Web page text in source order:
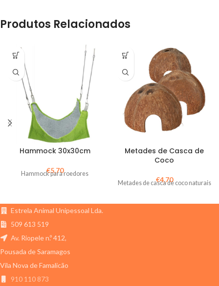
Produtos Relacionados
Hammock 30x30cm
€5,70
Hammock para roedores
Metades de Casca de
Coco
€4,70
Metades de casca de coco naturais
Estrela Animal Unipessoal Lda.
509 613 519
Av. Riopele n.º 412,
Pousada de Saramagos
Vila Nova de Famalicão
910 110 873